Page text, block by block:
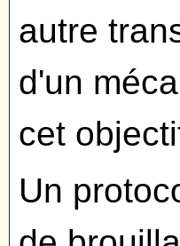
autre
d'un
cet
Un